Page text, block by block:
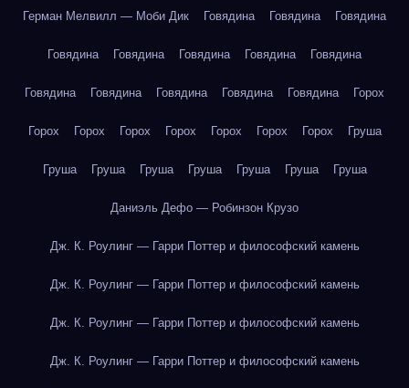
Герман Мелвилл — Моби Дик Говядина Говядина Говядина
Говядина Говядина Говядина Говядина Говядина
Говядина Говядина Говядина Говядина Говядина Горох
Горох Горох Горох Горох Горох Горох Горох Груша
Груша Груша Груша Груша Груша Груша Груша
Даниэль Дефо — Робинзон Крузо
Дж. К. Роулинг — Гарри Поттер и философский камень
Дж. К. Роулинг — Гарри Поттер и философский камень
Дж. К. Роулинг — Гарри Поттер и философский камень
Дж. К. Роулинг — Гарри Поттер и философский камень